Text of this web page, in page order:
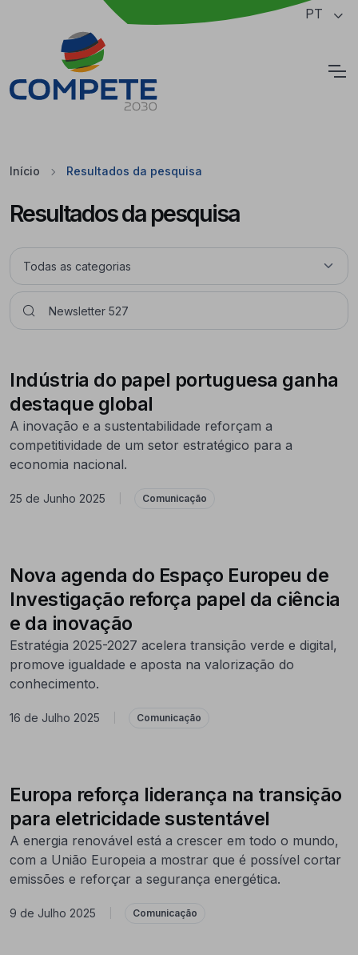
Saltar para o conteúdo principal da página PT
Início Resultados da pesquisa
Resultados da pesquisa
Indústria do papel portuguesa ganha
destaque global
A inovação e a sustentabilidade reforçam a
competitividade de um setor estratégico para a
economia nacional.
25 de Junho 2025 Comunicação
Nova agenda do Espaço Europeu de
Investigação reforça papel da ciência
e da inovação
Estratégia 2025-2027 acelera transição verde e digital,
promove igualdade e aposta na valorização do
conhecimento.
16 de Julho 2025 Comunicação
Europa reforça liderança na transição
para eletricidade sustentável
A energia renovável está a crescer em todo o mundo,
com a União Europeia a mostrar que é possível cortar
emissões e reforçar a segurança energética.
9 de Julho 2025 Comunicação